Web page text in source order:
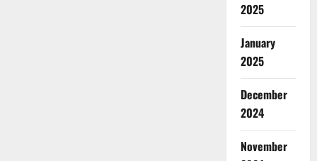
2025
January
2025
December
2024
November